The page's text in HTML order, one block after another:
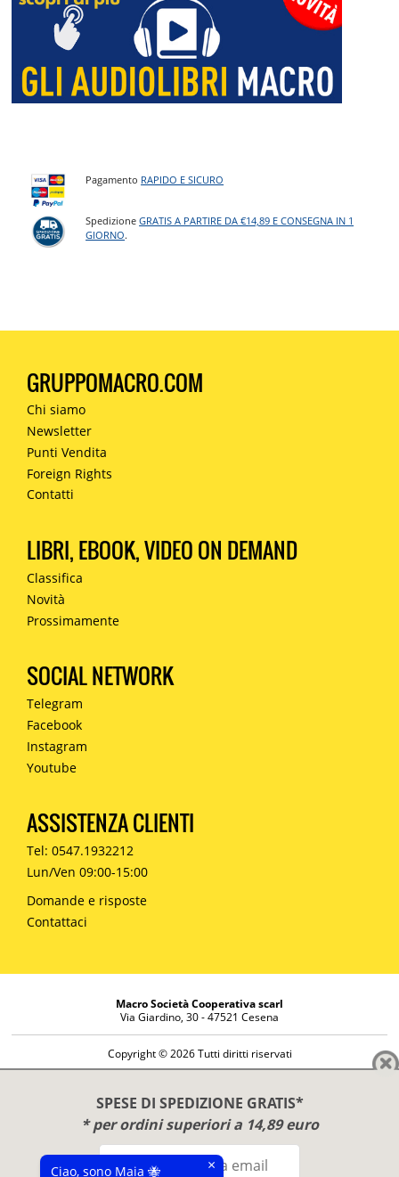
SPESE DI SPEDIZIONE GRATIS*
* per ordini superiori a 14,89 euro
Pagamento RAPIDO E SICURO
SpedizioneGRATIS A PARTIRE DA €14,89 E CONSEGNA IN 1
GIORNO.
GRUPPOMACRO.COM
Chi siamo
Newsletter
Punti Vendita
Foreign Rights
Contatti
LIBRI, EBOOK, VIDEO ON DEMAND
Classifica
Novità
Prossimamente
SOCIAL NETWORK
Telegram
Facebook
Instagram
Youtube
ASSISTENZA CLIENTI
Tel: 0547.1932212
Lun/Ven 09:00-15:00
Domande e risposte
Contattaci
Macro Società Cooperativa scarl
Via Giardino, 30 - 47521 Cesena
Copyright © 2026 Tutti diritti riservati
Diritto di reso
Disclaimer
Privacy Policy
Ciao, sono Maia 🐝 ×